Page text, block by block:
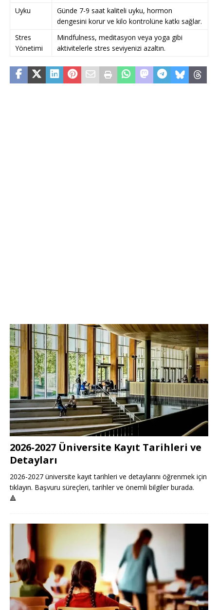
Uyku
Günde 7-9 saat kaliteli uyku, hormon
dengesini korur ve kilo kontrolüne katkı sağlar.
Stres
Yönetimi
Mindfulness, meditasyon veya yoga gibi
aktivitelerle stres seviyenizi azaltın.
2026-2027 Üniversite Kayıt Tarihleri ve
Detayları
2026-2027 üniversite kayıt tarihleri ve detaylarını öğrenmek için
tıklayın. Başvuru süreçleri, tarihler ve önemli bilgiler burada.
🔺